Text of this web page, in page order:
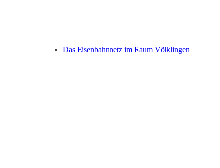
Das Eisenbahnnetz im Raum Völklingen